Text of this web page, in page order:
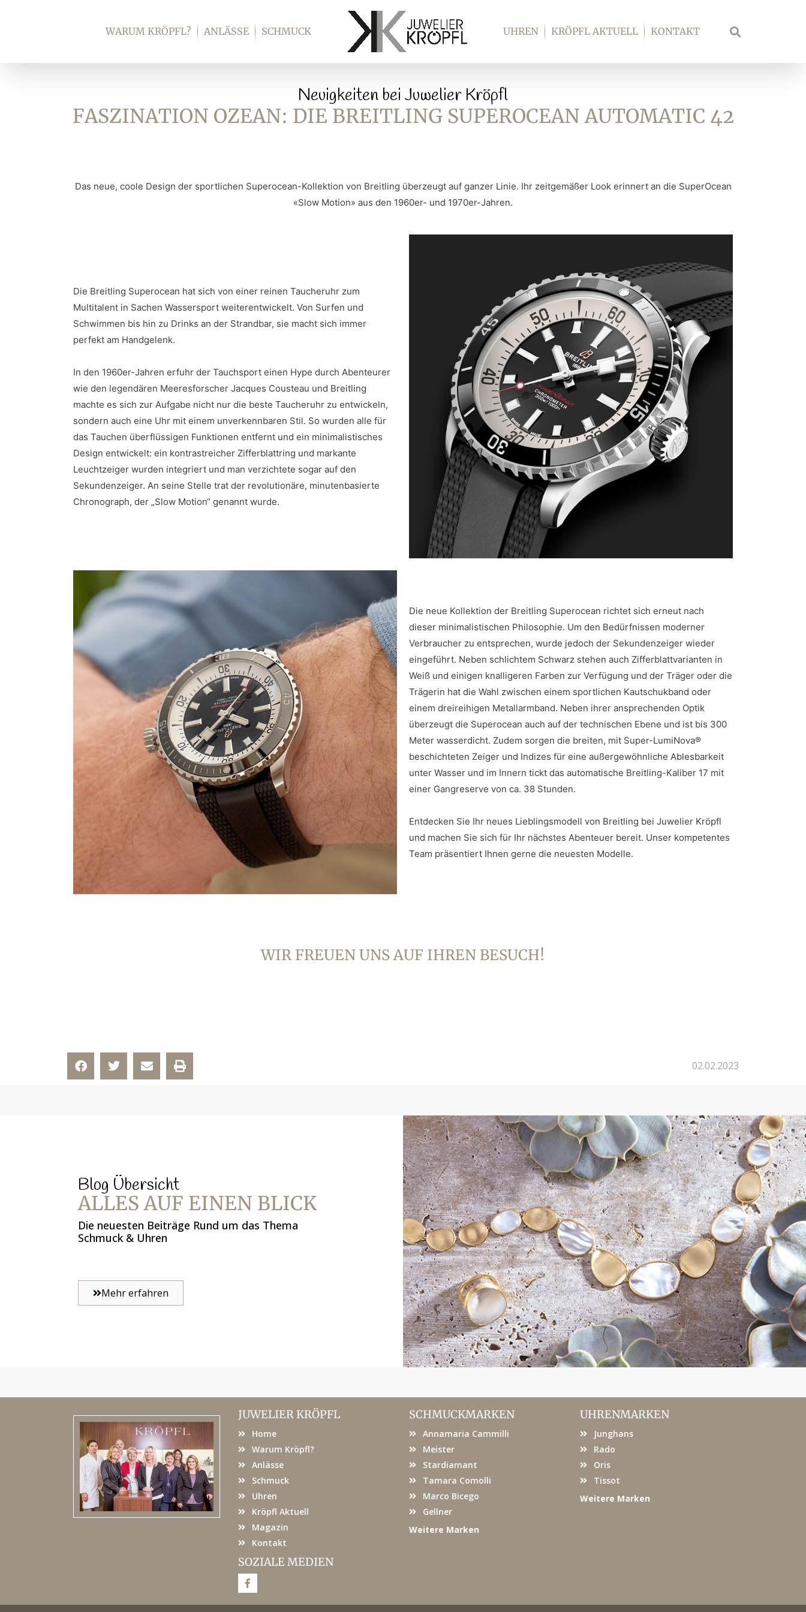
WARUM KRÖPFL? ANLÄSSE SCHMUCK UHREN KRÖPFL AKTUELL KONTAKT Suche
Neuigkeiten bei Juwelier Kröpfl
FASZINATION OZEAN: DIE BREITLING SUPEROCEAN AUTOMATIC 42
Das neue, coole Design der sportlichen Superocean-Kollektion von Breitling überzeugt auf ganzer Linie. Ihr zeitgemäßer Look erinnert an die SuperOcean
«Slow Motion» aus den 1960er- und 1970er-Jahren.
Die Breitling Superocean hat sich von einer reinen Taucheruhr zum
Multitalent in Sachen Wassersport weiterentwickelt. Von Surfen und
Schwimmen bis hin zu Drinks an der Strandbar, sie macht sich immer
perfekt am Handgelenk.
In den 1960er-Jahren erfuhr der Tauchsport einen Hype durch Abenteurer
wie den legendären Meeresforscher Jacques Cousteau und Breitling
machte es sich zur Aufgabe nicht nur die beste Taucheruhr zu entwickeln,
sondern auch eine Uhr mit einem unverkennbaren Stil. So wurden alle für
das Tauchen überflüssigen Funktionen entfernt und ein minimalistisches
Design entwickelt: ein kontrastreicher Zifferblattring und markante
Leuchtzeiger wurden integriert und man verzichtete sogar auf den
Sekundenzeiger. An seine Stelle trat der revolutionäre, minutenbasierte
Chronograph, der „Slow Motion“ genannt wurde.
Die neue Kollektion der Breitling Superocean richtet sich erneut nach
dieser minimalistischen Philosophie. Um den Bedürfnissen moderner
Verbraucher zu entsprechen, wurde jedoch der Sekundenzeiger wieder
eingeführt. Neben schlichtem Schwarz stehen auch Zifferblattvarianten in
Weiß und einigen knalligeren Farben zur Verfügung und der Träger oder die
Trägerin hat die Wahl zwischen einem sportlichen Kautschukband oder
einem dreireihigen Metallarmband. Neben ihrer ansprechenden Optik
überzeugt die Superocean auch auf der technischen Ebene und ist bis 300
Meter wasserdicht. Zudem sorgen die breiten, mit Super-LumiNova®
beschichteten Zeiger und Indizes für eine außergewöhnliche Ablesbarkeit
unter Wasser und im Innern tickt das automatische Breitling-Kaliber 17 mit
einer Gangreserve von ca. 38 Stunden.
Entdecken Sie Ihr neues Lieblingsmodell von Breitling bei Juwelier Kröpfl
und machen Sie sich für Ihr nächstes Abenteuer bereit. Unser kompetentes
Team präsentiert Ihnen gerne die neuesten Modelle.
WIR FREUEN UNS AUF IHREN BESUCH!
02.02.2023
Blog Übersicht
ALLES AUF EINEN BLICK
Die neuesten Beiträge Rund um das Thema
Schmuck & Uhren
Mehr erfahren
JUWELIER KRÖPFL
Home
Warum Kröpfl?
Anlässe
Schmuck
Uhren
Kröpfl Aktuell
Magazin
Kontakt
SOZIALE MEDIEN
F
a
e
SCHMUCKMARKEN
Annamaria Cammilli
Meister
Stardiamant
Tamara Comolli
Marco Bicego
Gellner
Weitere Marken
UHRENMARKEN
Junghans
Rado
Oris
Tissot
Weitere Marken